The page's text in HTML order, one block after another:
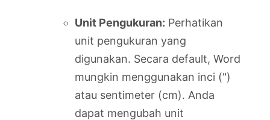
Unit Pengukuran: Perhatikan
unit pengukuran yang
digunakan. Secara default, Word
mungkin menggunakan inci (")
atau sentimeter (cm). Anda
dapat mengubah unit